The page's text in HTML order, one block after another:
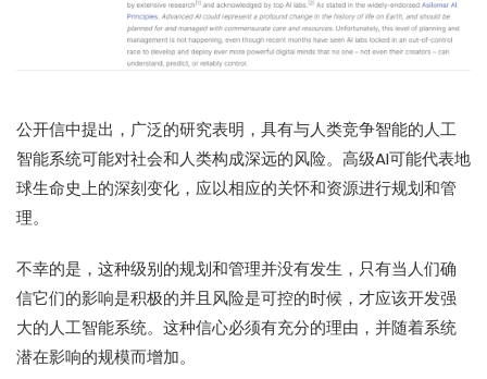
公开信中提出，广泛的研究表明，具有与人类竞争智能的人工
智能系统可能对社会和人类构成深远的风险。高级AI可能代表地
球生命史上的深刻变化，应以相应的关怀和资源进行规划和管
理。
不幸的是，这种级别的规划和管理并没有发生，只有当人们确
信它们的影响是积极的并且风险是可控的时候，才应该开发强
大的人工智能系统。这种信心必须有充分的理由，并随着系统
潜在影响的规模而增加。